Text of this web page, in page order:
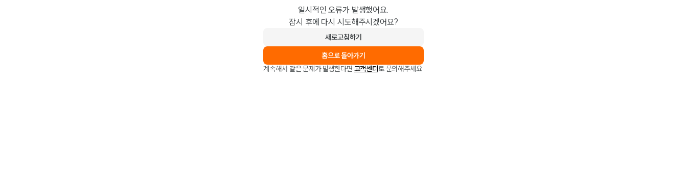
일시적인 오류가 발생했어요.
잠시 후에 다시 시도해주시겠어요?
새로고침하기
홈으로 돌아가기
계속해서 같은 문제가 발생한다면 고객센터로 문의해주세요.